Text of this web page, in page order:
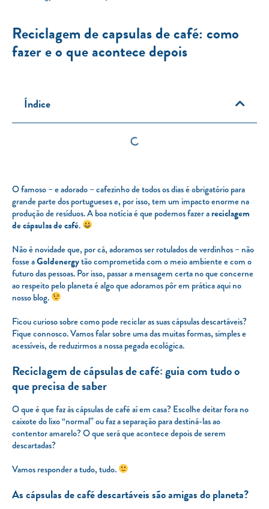
Reciclagem de capsulas de café: como
fazer e o que acontece depois
Índice
O famoso – e adorado – cafezinho de todos os dias é obrigatório para
grande parte dos portugueses e, por isso, tem um impacto enorme na
produção de resíduos. A boa notícia é que podemos fazer areciclagem
de cápsulas de café.
Não é novidade que, por cá, adoramos ser rotulados de verdinhos – não
fosse aGoldenergytão comprometida com o meio ambiente e com o
futuro das pessoas. Por isso, passar a mensagem certa no que concerne
ao respeito pelo planeta é algo que adoramos pôr em prática aqui no
nosso blog.
Ficou curioso sobre como pode reciclar as suas cápsulas descartáveis?
Fique connosco. Vamos falar sobre uma das muitas formas, simples e
acessíveis, de reduzirmos a nossa pegada ecológica.
Reciclagem de cápsulas de café: guia com tudo o
que precisa de saber
O que é que faz às cápsulas de café aí em casa? Escolhe deitar fora no
caixote do lixo “normal” ou faz a separação para destiná-las ao
contentor amarelo? O que será que acontece depois de serem
descartadas?
Vamos responder a tudo, tudo.
As cápsulas de café descartáveis são amigas do planeta?